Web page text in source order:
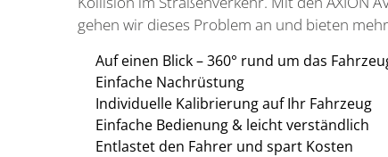
gehen wir dieses Problem an und bieten
Auf einen Blick – 360° rund um das
Einfache Nachrüstung
Individuelle Kalibrierung auf Ihr Fahrzeug
Einfache Bedienung & leicht verständlich
Entlastet den Fahrer und spart Kosten